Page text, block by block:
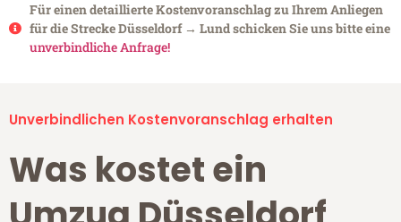
Für einen detaillierte Kostenvoranschlag zu Ihrem Anliegen
für die Strecke Düsseldorf → Lund schicken Sie uns bitte eine
unverbindliche Anfrage!
Unverbindlichen Kostenvoranschlag erhalten
Was kostet ein